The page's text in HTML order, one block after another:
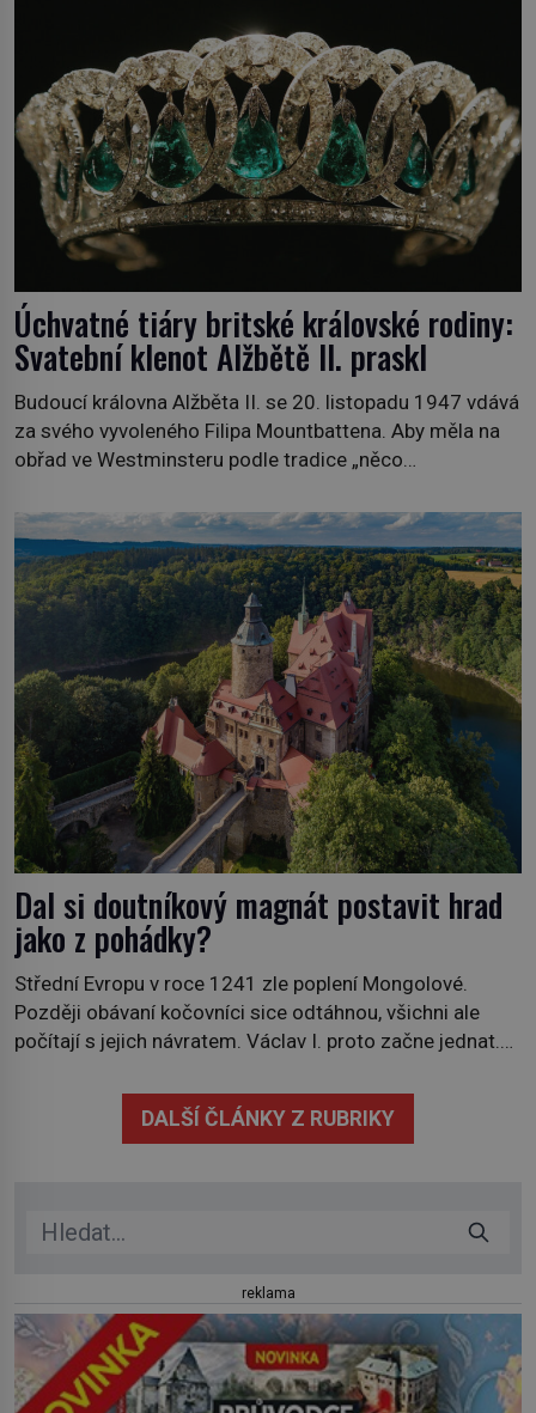
ruce. Ještě v prvních letech nové republiky fungoval kvůli
nedostatku zboží přídělový systém. […]
Úchvatné tiáry britské královské rodiny:
Svatební klenot Alžbětě II. praskl
Budoucí královna Alžběta II. se 20. listopadu 1947 vdává
za svého vyvoleného Filipa Mountbattena. Aby měla na
obřad ve Westminsteru podle tradice „něco
soukromé kolekce – diamantovou tiáru královny Marie.
„Je to ošklivá špičatá tiára,“ zhodnotil klenot britský
politik Sir Henry Channon (1897–1958), když si […]
Dal si doutníkový magnát postavit hrad
jako z pohádky?
Střední Evropu v roce 1241 zle poplení Mongolové.
Později obávaní kočovníci sice odtáhnou, všichni ale
počítají s jejich návratem. Václav I. proto začne jednat.
pečlivě připravit! Český král Václav I. (1205–1253)
přijme opatření, která mají posílit obranu jeho království.
DALŠÍ ČLÁNKY Z RUBRIKY
reklama